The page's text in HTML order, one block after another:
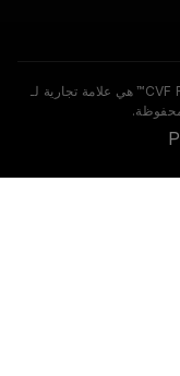
© CVF FUND ltd. جميع الحقوق محفوظة. CVF FUND™ هي علامة تجارية لـ